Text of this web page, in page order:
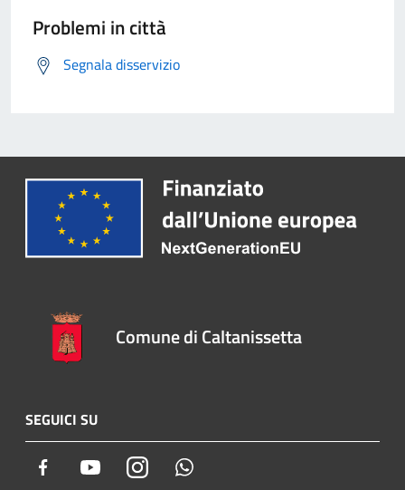
Problemi in città
Segnala disservizio
Comune di Caltanissetta
SEGUICI SU
Facebook YoutubeInstagram